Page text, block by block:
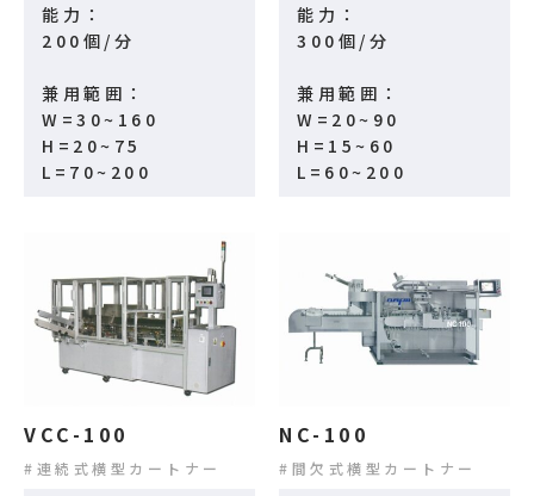
能力：
200個/分
兼用範囲：
W=30~160
H=20~75
L=70~200
能力：
300個/分
兼用範囲：
W=20~90
H=15~60
L=60~200
VCC-100
連続式横型カートナー
NC-100
間欠式横型カートナー